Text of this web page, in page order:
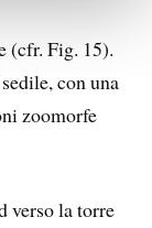
(cfr. Fig. 15).
con una
zoomorfe
verso la torre